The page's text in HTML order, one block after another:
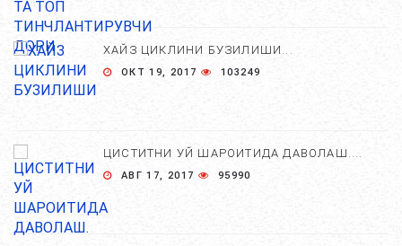
ХАЙЗ ЦИКЛИНИ БУЗИЛИШИ...
ОКТ 19, 2017 103249
ЦИСТИТНИ УЙ ШАРОИТИДА ДАВОЛАШ....
АВГ 17, 2017 95990